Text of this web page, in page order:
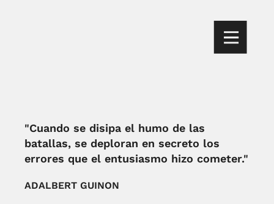
"Cuando se disipa el humo de las
batallas, se deploran en secreto los
errores que el entusiasmo hizo cometer."
ADALBERT GUINON